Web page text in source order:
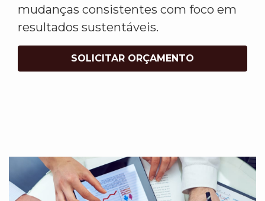
mudanças consistentes com foco em
resultados sustentáveis.
SOLICITAR ORÇAMENTO